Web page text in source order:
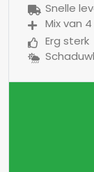
Snelle
Mix van
Erg sterk